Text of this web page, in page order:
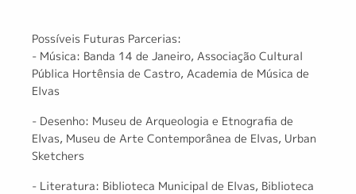
Possíveis Futuras Parcerias:
- Música: Banda 14 de Janeiro, Associação Cultural
Pública Hortênsia de Castro, Academia de Música de
Elvas
- Desenho: Museu de Arqueologia e Etnografia de
Elvas, Museu de Arte Contemporânea de Elvas, Urban
Sketchers
- Literatura: Biblioteca Municipal de Elvas, Biblioteca